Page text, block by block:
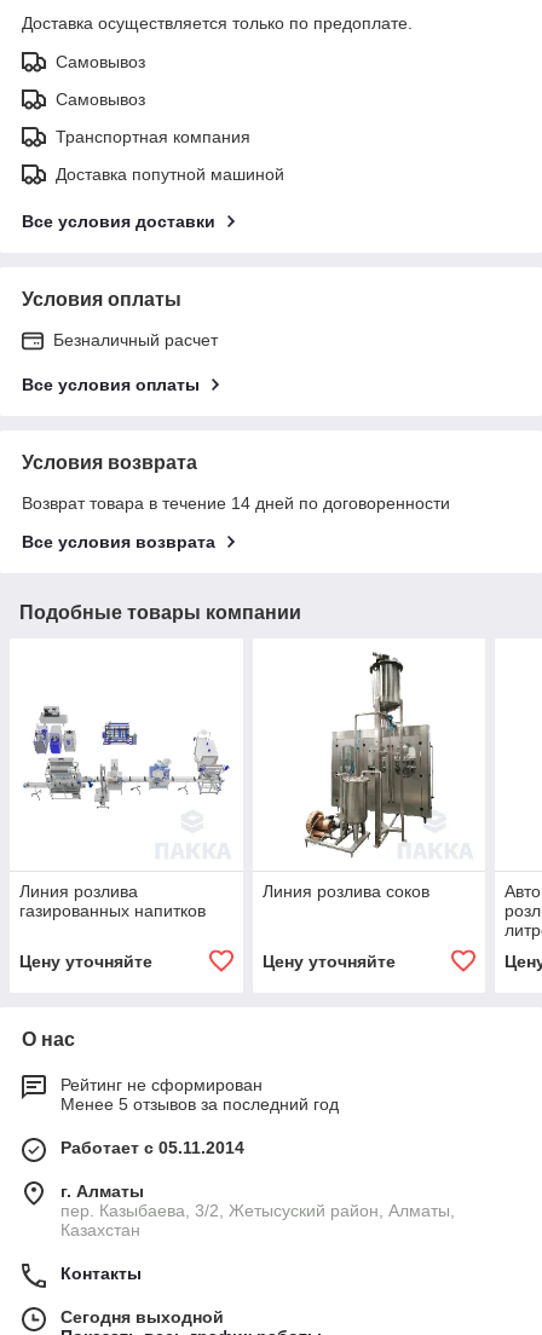
Доставка осуществляется только по предоплате.
Самовывоз
Самовывоз
Транспортная компания
Доставка попутной машиной
Все условия доставки
Условия оплаты
Безналичный расчет
Все условия оплаты
Условия возврата
Возврат товара в течение 14 дней по договоренности
Все условия возврата
Подобные товары компании
Линия розлива
газированных напитков
Цену уточняйте
Линия розлива соков
Цену уточняйте
О нас
Рейтинг не сформирован
Менее 5 отзывов за последний год
Работает с 05.11.2014
г. Алматы
пер. Казыбаева, 3/2, Жетысуский район, Алматы,
Казахстан
Контакты
Сегодня выходной